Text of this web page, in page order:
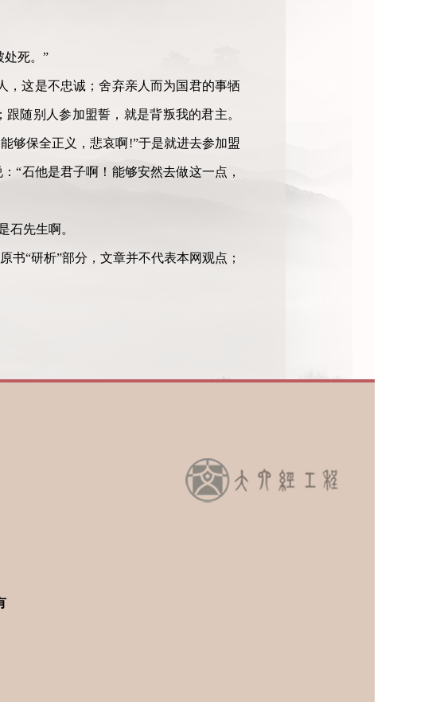
处死。”
，这是不忠诚；舍弃亲人而为国君的事牺
随别人参加盟誓，就是背叛我的君主。
够保全正义，悲哀啊!”于是就进去参加盟
“石他是君子啊！能够安然去做这一点，
石先生啊。
书“研析”部分，文章并不代表本网观点；